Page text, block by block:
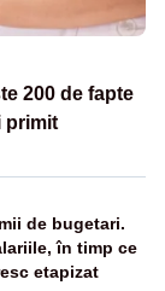
200 de fapte
primit
de bugetari.
în timp ce
etapizat